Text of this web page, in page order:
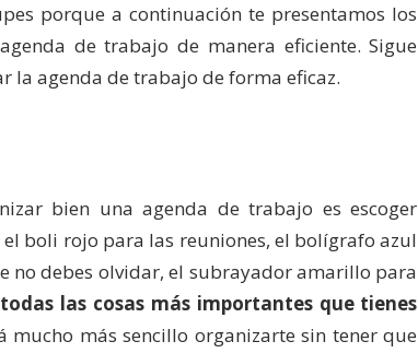
porque a continuación te presentamos los
de trabajo de manera eficiente. Sigue
la agenda de trabajo de forma eficaz.
bien una agenda de trabajo es escoger
boli rojo para las reuniones, el bolígrafo azul
no debes olvidar, el subrayador amarillo para
las cosas más importantes que tienes
mucho más sencillo organizarte sin tener que